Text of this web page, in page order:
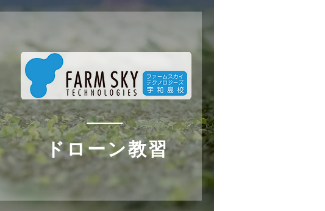
ドローン教習